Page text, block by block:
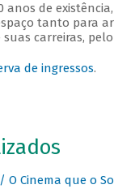
anos de
tanto para
carreiras,
de ingressos.
/ O Cinema que o